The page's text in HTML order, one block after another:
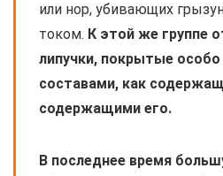
или нор, убивающих
током. К этой же группе
липучки, покрытые
составами, как
содержащими его.
В последнее время